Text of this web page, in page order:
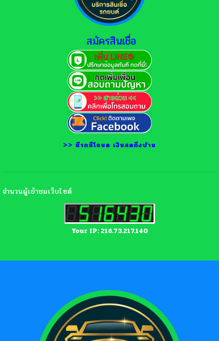
สมัครสินเชื่อ
>> มีรถมีโฉนด เงินสดถึงบ้าน
จำนวนผู้เข้าชมเว็บไซต์
Your IP: 216.73.217.140